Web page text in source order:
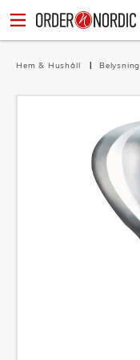
Hem & Hushåll Belysning